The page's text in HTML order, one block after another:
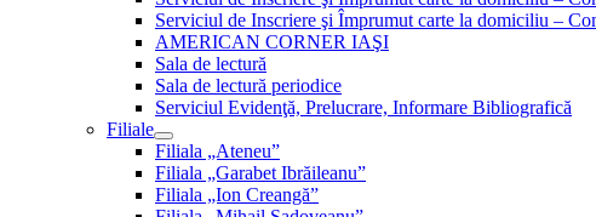
Serviciul de Inscriere şi Împrumut carte la domiciliu –
AMERICAN CORNER IAŞI
Sala de lectură
Sala de lectură periodice
Serviciul Evidenţă, Prelucrare, Informare Bibliografică
Filiale
Filiala „Ateneu”
Filiala „Garabet Ibrăileanu”
Filiala „Ion Creangă”